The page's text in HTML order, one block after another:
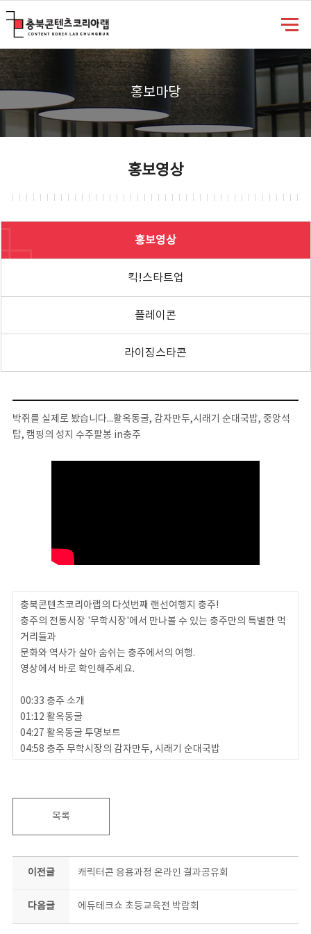
홍보마당
홍보영상
홍보영상
킥!스타트업
플레이콘
라이징스타콘
박쥐를 실제로 봤습니다...활옥동굴, 감자만두,시래기 순대국밥, 중앙석
탑, 캠핑의 성지 수주팔봉 in충주
충북콘텐츠코리아랩의 다섯번째 랜선여행지 충주!
충주의 전통시장 '무학시장'에서 만나볼 수 있는 충주만의 특별한 먹
거리들과
문화와 역사가 살아 숨쉬는 충주에서의 여행.
영상에서 바로 확인해주세요.
00:33 충주 소개
01:12 활옥동굴
04:27 활옥동굴 투명보트
04:58 충주 무학시장의 감자만두, 시래기 순대국밥
목록
이전글 캐릭터콘 응용과정 온라인 결과공유회
다음글 에듀테크쇼 초등교육전 박람회